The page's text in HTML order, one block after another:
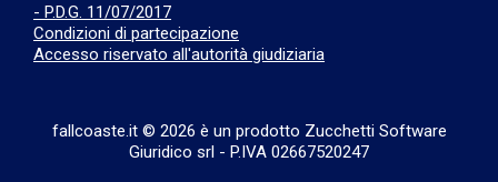
- P.D.G. 11/07/2017
Condizioni di partecipazione
Accesso riservato all'autorità giudiziaria
fallcoaste.it © 2026 è un prodotto Zucchetti Software
Giuridico srl - P.IVA 02667520247